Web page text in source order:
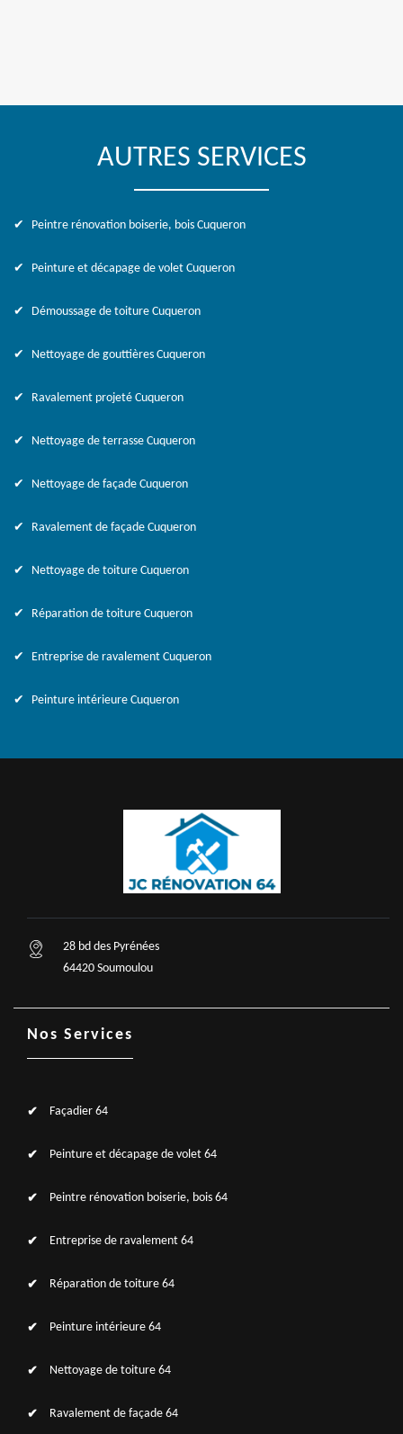
AUTRES SERVICES
Peintre rénovation boiserie, bois Cuqueron
Peinture et décapage de volet Cuqueron
Démoussage de toiture Cuqueron
Nettoyage de gouttières Cuqueron
Ravalement projeté Cuqueron
Nettoyage de terrasse Cuqueron
Nettoyage de façade Cuqueron
Ravalement de façade Cuqueron
Nettoyage de toiture Cuqueron
Réparation de toiture Cuqueron
Entreprise de ravalement Cuqueron
Peinture intérieure Cuqueron
28 bd des Pyrénées
64420 Soumoulou
Nos Services
Façadier 64
Peinture et décapage de volet 64
Peintre rénovation boiserie, bois 64
Entreprise de ravalement 64
Réparation de toiture 64
Peinture intérieure 64
Nettoyage de toiture 64
Ravalement de façade 64